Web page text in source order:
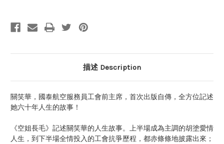
描述 Description
關笑華，國泰航空服務員工會前主席，首次出版自傳，全方位記述
她六十年人生的故事！
《空姐長毛》記述關笑華的人生故事。上半場成為主調的胡塗愛情
人生，到下半場全情投入的工會抗爭歷程，都赤條條地披露出來；